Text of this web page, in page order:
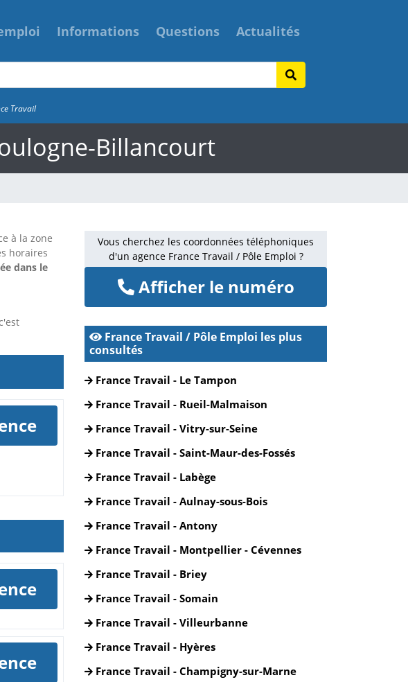
Informations Questions Actualités
Travail
Billancourt
à la zone
horaires
dans le
Vous cherchez les coordonnées téléphoniques
d'un agence France Travail / Pôle Emploi ?
Afficher le numéro
France Travail / Pôle Emploi les plus
consultés
France Travail - Le Tampon
France Travail - Rueil-Malmaison
France Travail - Vitry-sur-Seine
France Travail - Saint-Maur-des-Fossés
France Travail - Labège
France Travail - Aulnay-sous-Bois
France Travail - Antony
France Travail - Montpellier - Cévennes
France Travail - Briey
France Travail - Somain
France Travail - Villeurbanne
France Travail - Hyères
France Travail - Champigny-sur-Marne